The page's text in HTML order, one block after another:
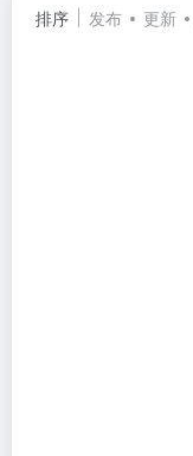
排序 发布 更新